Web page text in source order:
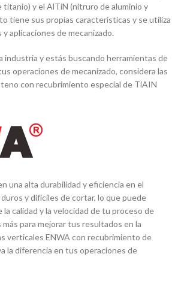
titanio) y el AlTiN (nitruro de aluminio y
tiene sus propias caracterí­sticas y se utiliza
aplicaciones de mecanizado.
industria y estás buscando herramientas de
operaciones de mecanizado, considera las
con recubrimiento especial de TiAIN
una alta durabilidad y eficiencia en el
y difí­ciles de cortar, lo que puede
calidad y la velocidad de tu proceso de
para mejorar tus resultados en la
verticales ENWA con recubrimiento de
la diferencia en tus operaciones de